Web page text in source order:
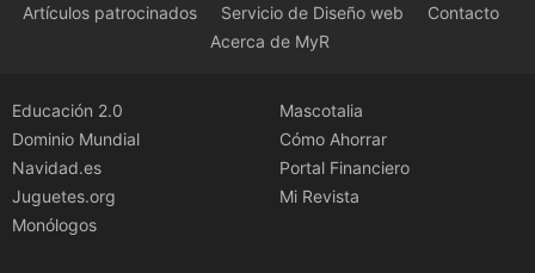
Artículos patrocinados Servicio de Diseño web
Contacto
Acerca de MyR
Educación 2.0
Dominio Mundial
Navidad.es
Juguetes.org
Monólogos
Mascotalia
Cómo Ahorrar
Portal Financiero
Mi Revista